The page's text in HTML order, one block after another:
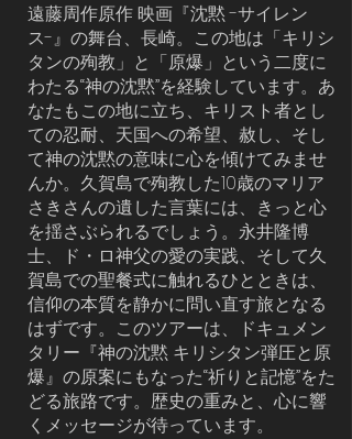
遠藤周作原作 映画『沈黙 -サイレン
ス-』の舞台、長崎。この地は「キリシ
タンの殉教」と「原爆」という二度に
わたる“神の沈黙”を経験しています。あ
なたもこの地に立ち、キリスト者とし
ての忍耐、天国への希望、赦し、そし
て神の沈黙の意味に心を傾けてみませ
んか。久賀島で殉教した10歳のマリア
さきさんの遺した言葉には、きっと心
を揺さぶられるでしょう。永井隆博
士、ド・ロ神父の愛の実践、そして久
賀島での聖餐式に触れるひとときは、
信仰の本質を静かに問い直す旅となる
はずです。このツアーは、ドキュメン
タリー『神の沈黙 キリシタン弾圧と原
爆』の原案にもなった“祈りと記憶”をた
どる旅路です。歴史の重みと、心に響
くメッセージが待っています。